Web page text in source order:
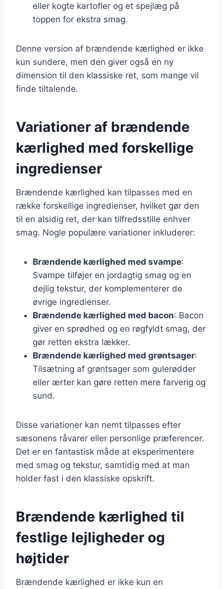
eller kogte kartofler og et spejlæg på
toppen for ekstra smag.
Denne version af brændende kærlighed er ikke
kun sundere, men den giver også en ny
dimension til den klassiske ret, som mange vil
finde tiltalende.
Variationer af brændende
kærlighed med forskellige
ingredienser
Brændende kærlighed kan tilpasses med en
række forskellige ingredienser, hvilket gør den
til en alsidig ret, der kan tilfredsstille enhver
smag. Nogle populære variationer inkluderer:
Brændende kærlighed med svampe:
Svampe tilføjer en jordagtig smag og en
dejlig tekstur, der komplementerer de
øvrige ingredienser.
Brændende kærlighed med bacon: Bacon
giver en sprødhed og en røgfyldt smag, der
gør retten ekstra lækker.
Brændende kærlighed med grøntsager:
Tilsætning af grøntsager som gulerødder
eller ærter kan gøre retten mere farverig og
sund.
Disse variationer kan nemt tilpasses efter
sæsonens råvarer eller personlige præferencer.
Det er en fantastisk måde at eksperimentere
med smag og tekstur, samtidig med at man
holder fast i den klassiske opskrift.
Brændende kærlighed til
festlige lejligheder og
højtider
Brændende kærlighed er ikke kun en